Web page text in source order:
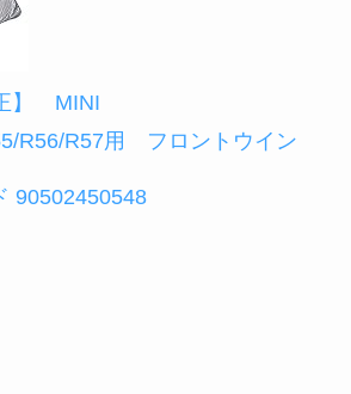
】 MINI
R56/R57用 フロントウイン
90502450548